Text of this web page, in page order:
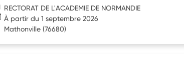
RECTORAT DE L'ACADEMIE DE NORMANDIE
À partir du 1 septembre 2026
Mathonville (76680)